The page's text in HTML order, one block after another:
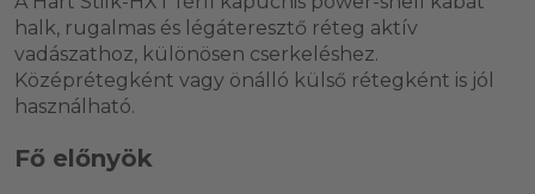
halk, rugalmas és légáteresztő réteg aktív
vadászathoz, különösen cserkeléshez.
Középrétegként vagy önálló külső rétegként is jól
használható.
Fő előnyök